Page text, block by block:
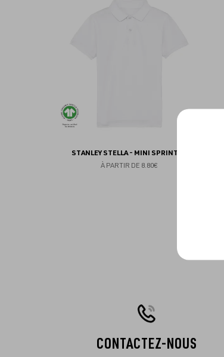
STANLEY STELLA - MINI SPRINTER
À PARTIR DE 8.80€
CONTACTEZ-NOUS